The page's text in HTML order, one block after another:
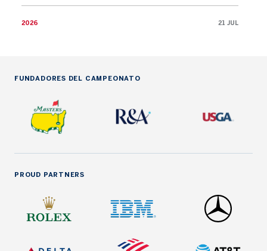
2026 21 JUL
FUNDADORES DEL CAMPEONATO
PROUD PARTNERS